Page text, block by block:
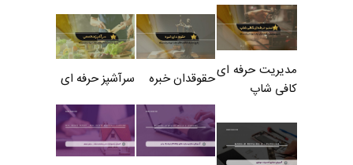
مدیریت حرفه ای
کافی شاپ
حقوقدان خبره سرآشپز حرفه ای